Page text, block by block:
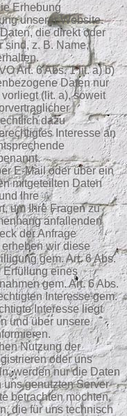
Erhebung
unserer Website.
die direkt oder
sind, z. B. Name,
Art. 6 Abs. 1 lit. a) b)
Daten nur
(lit. a), soweit
dazu
Interesse an
E-Mail oder über ein
mitgeteilten Daten
Ihre
um Ihre Fragen zu
anfallenden
der Anfrage
wir diese
gem. Art. 6 Abs.
Erfüllung eines
gem. Art. 6 Abs.
Interesse gem.
Interesse liegt
und über unsere
Nutzung der
oder uns
werden nur die Daten
genutzten Server
betrachten möchten,
die für uns technisch